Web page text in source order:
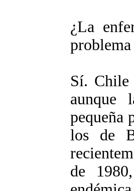
¿La
Sí. Chile
aunque
pequeña
los de
de